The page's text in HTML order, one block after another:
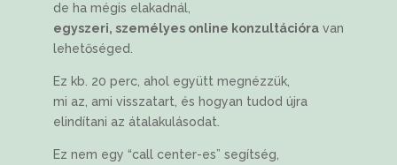
de ha mégis elakadnál,
egyszeri, személyes online konzultációra van
lehetőséged.
Ez kb. 20 perc, ahol együtt megnézzük,
mi az, ami visszatart, és hogyan tudod újra
elindítani az átalakulásodat.
Ez nem egy “call center-es” segítség,